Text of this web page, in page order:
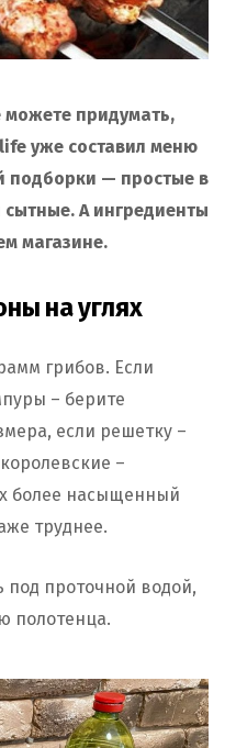
можете придумать,
уже составил меню
подборки — простые в
А ингредиенты
магазине.
на углях
грибов. Если
– берите
если решетку –
–
более насыщенный
труднее.
проточной водой,
полотенца.